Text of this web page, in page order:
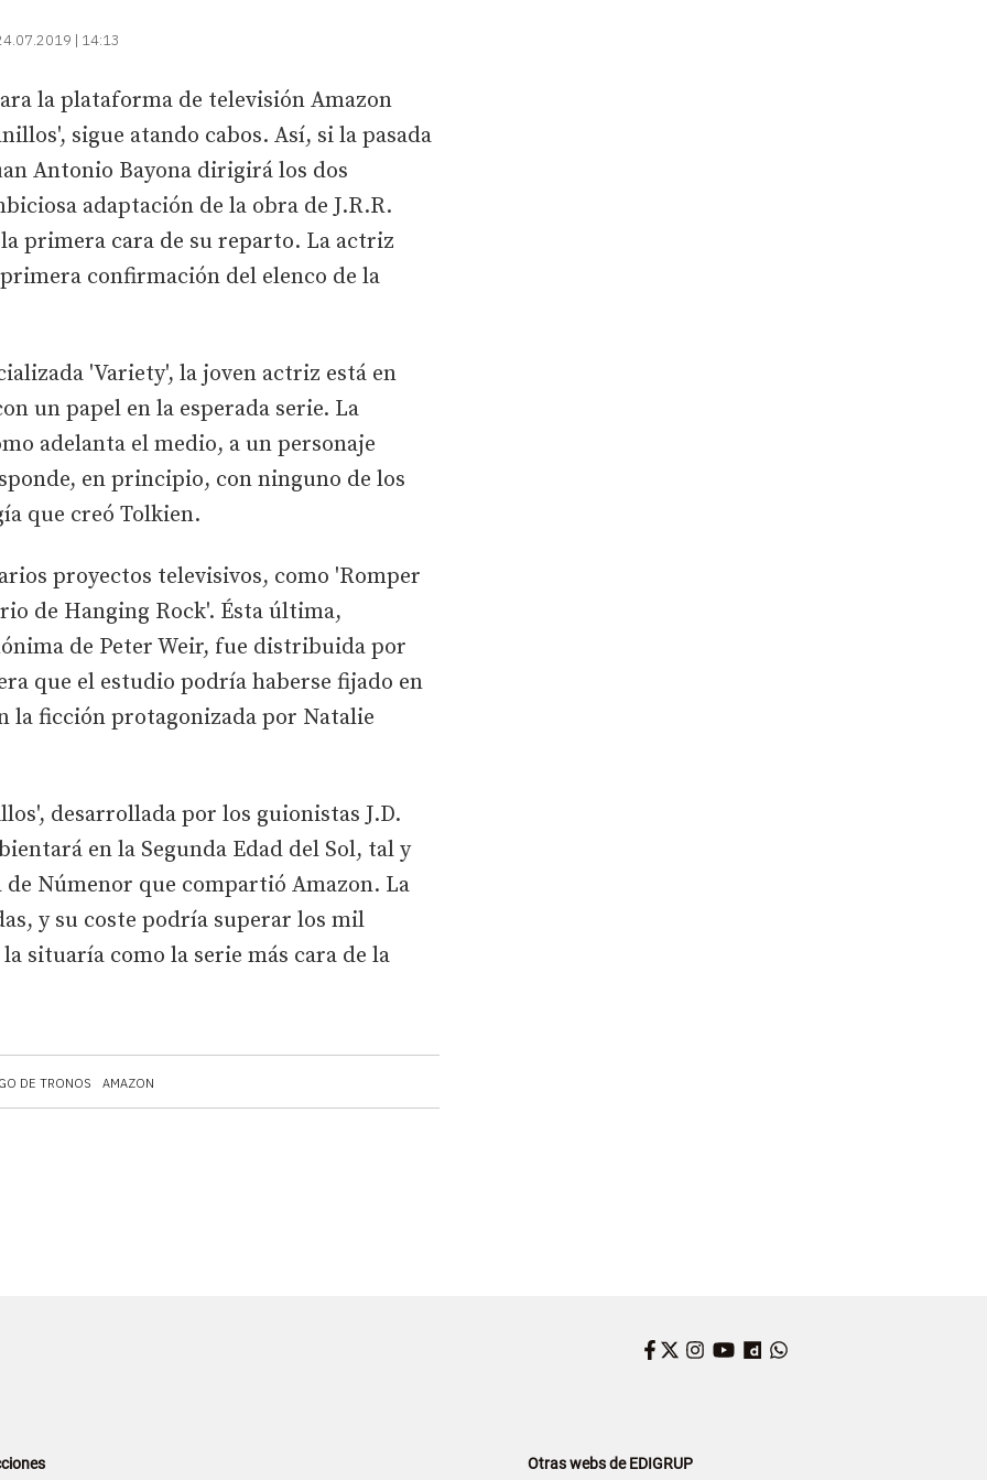
| 14:13
DE TRONOS AMAZON
la plataforma de televisión Amazon
sigue atando cabos. Así, si la pasada
Antonio Bayona dirigirá los dos
adaptación de la obra de J.R.R.
primera cara de su reparto. La actriz
confirmación del elenco de la
'Variety', la joven actriz está en
un papel en la esperada serie. La
adelanta el medio, a un personaje
en principio, con ninguno de los
que creó Tolkien.
proyectos televisivos, como 'Romper
de Hanging Rock'. Ésta última,
de Peter Weir, fue distribuida por
que el estudio podría haberse fijado en
la ficción protagonizada por Natalie
desarrollada por los guionistas J.D.
en la Segunda Edad del Sol, tal y
Númenor que compartió Amazon. La
y su coste podría superar los mil
situaría como la serie más cara de la
Facebook
Twitter
Instagram
YouTube
Dailymotion
Otras webs de EDIGRUP